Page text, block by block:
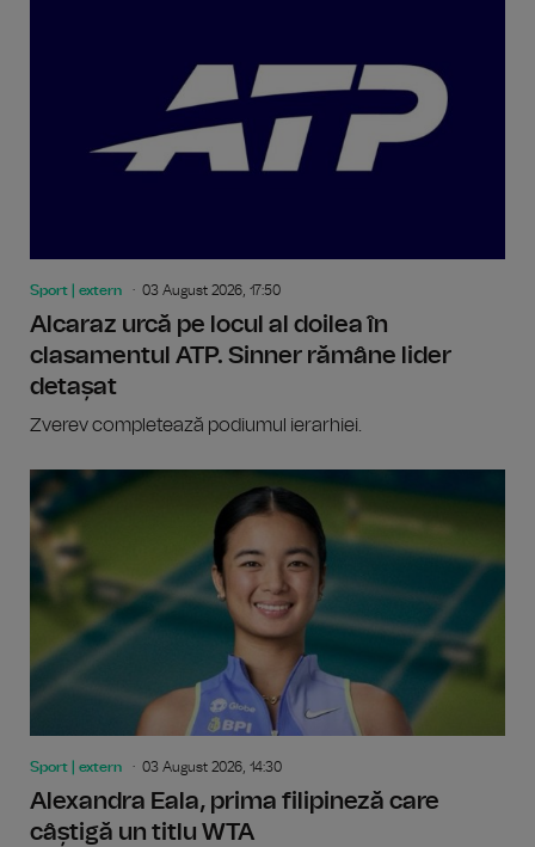
Sport | extern 03 August 2026, 17:50
Alcaraz urcă pe locul al doilea în
clasamentul ATP. Sinner rămâne lider
detașat
Zverev completează podiumul ierarhiei.
Sport | extern 03 August 2026, 14:30
Alexandra Eala, prima filipineză care
câștigă un titlu WTA